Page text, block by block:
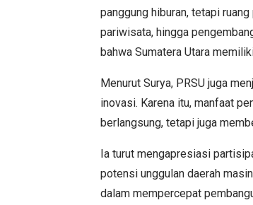
panggung hiburan, tetapi
pariwisata, hingga
bahwa Sumatera Utara
Menurut Surya, PRSU juga
inovasi. Karena itu, manfaat
berlangsung, tetapi juga
Ia turut mengapresiasi
potensi unggulan daerah
dalam mempercepat